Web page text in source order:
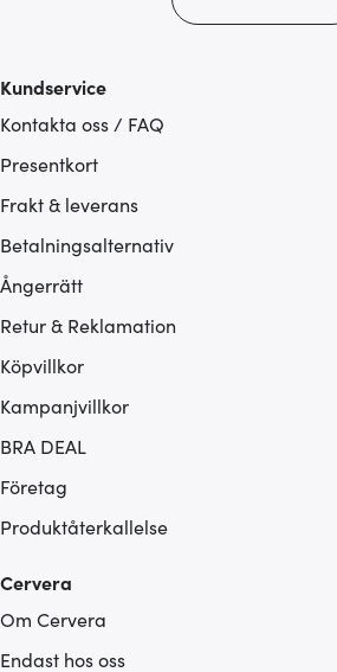
Kundservice
Kontakta oss / FAQ
Presentkort
Frakt & leverans
Betalningsalternativ
Ångerrätt
Retur & Reklamation
Köpvillkor
Kampanjvillkor
BRA DEAL
Företag
Produktåterkallelse
Cervera
Om Cervera
Endast hos oss